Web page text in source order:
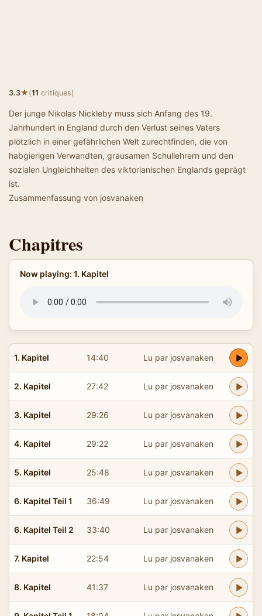
3.3★(11 critiques)
Der junge Nikolas Nickleby muss sich Anfang des 19.
Jahrhundert in England durch den Verlust seines Vaters
plötzlich in einer gefährlichen Welt zurechtfinden, die von
habgierigen Verwandten, grausamen Schullehrern und den
sozialen Ungleichheiten des viktorianischen Englands geprägt
ist.
Zusammenfassung von josvanaken
Chapitres
Now playing: 1. Kapitel
1. Kapitel 14:40 Lu par josvanaken
2. Kapitel 27:42 Lu par josvanaken
3. Kapitel 29:26 Lu par josvanaken
4. Kapitel 29:22 Lu par josvanaken
5. Kapitel 25:48 Lu par josvanaken
6. Kapitel Teil 1 36:49 Lu par josvanaken
6. Kapitel Teil 2 33:40 Lu par josvanaken
7. Kapitel 22:54 Lu par josvanaken
8. Kapitel 41:37 Lu par josvanaken